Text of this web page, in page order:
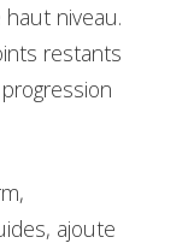
niveau.
restants
ajoute